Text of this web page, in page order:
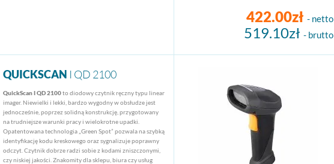
422.00zł - netto
519.10zł - brutto
QUICKSCAN I QD 2100
QuickScan I QD 2100to diodowy czytnik ręczny typu linear
imager. Niewielki i lekki, bardzo wygodny w obsłudze jest
jednocześnie, poprzez solidną konstrukcję, przygotowany
na trudniejsze warunki pracy i wielokrotne upadki.
Opatentowana technologia „Green Spot” pozwala na szybką
identyfikację kodu kreskowego oraz sygnalizuje poprawny
odczyt. Czytnik dobrze radzi sobie z kodami zniszczonymi,
czy niskiej jakości. Znakomity dla sklepu, biura czy usług